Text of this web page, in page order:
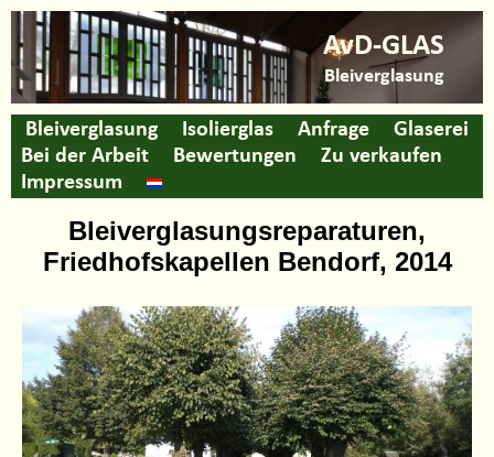
AvD-GLAS
Bleiverglasung
Bleiverglasung Isolierglas Anfrage
Glaserei
Bei der Arbeit
Bewertungen
Zu verkaufen
Impressum
Bleiverglasungsreparaturen,
Friedhofskapellen Bendorf, 2014